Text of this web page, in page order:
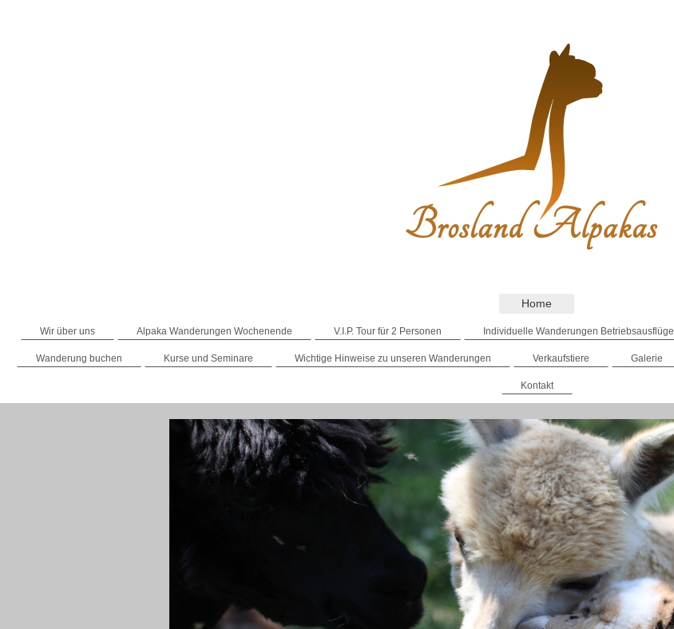
Home
Wir über uns Alpaka Wanderungen Wochenende V.I.P. Tour für 2 Personen Individuelle Wanderungen Betriebsausflüge
Wanderung buchen Kurse und Seminare Wichtige Hinweise zu unseren Wanderungen Verkaufstiere Galerie
Kontakt